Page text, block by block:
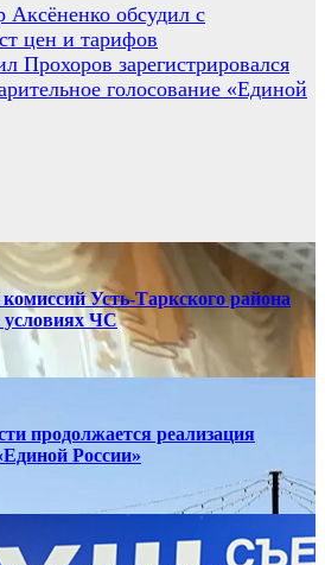
Аксёненко обсудил с
цен и тарифов
зарегистрировался
голосование «Единой
Усть-Таркского района
условиях ЧС
продолжается реализация
России»